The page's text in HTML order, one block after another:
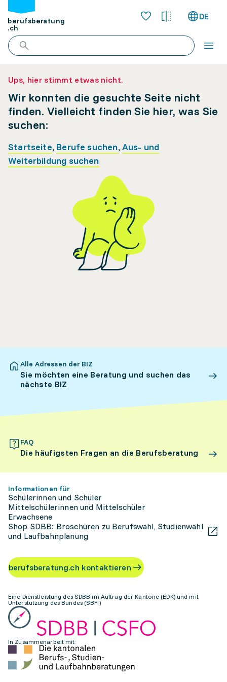
berufsberatung
.ch
DE
Ups, hier stimmt etwas nicht.
Wir konnten die gesuchte Seite nicht
finden. Vielleicht finden Sie hier, was Sie
suchen:
Startseite, Berufe suchen,Aus- und
Weiterbildung suchen
Alle Adressen der BIZ
Sie möchten eine Beratung und suchen das
nächste BIZ
FAQ
Die häufigsten Fragen an die Berufsberatung
Informationen für
Schülerinnen und Schüler
Mittelschülerinnen und Mittelschüler
Erwachsene
Shop SDBB: Broschüren zu Berufswahl, Studienwahl
und Laufbahnplanung
berufsberatung.ch kontaktieren
Eine Dienstleistung des SDBB im Auftrag der Kantone (EDK) und mit
Unterstützung des Bundes (SBFI)
In Zusammenarbeit mit: